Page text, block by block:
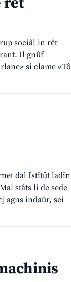
sociâl in rêt
Il gnûf
si clame «Tô
dal Istitût ladin
stâts li de sede
agns indaûr, sei